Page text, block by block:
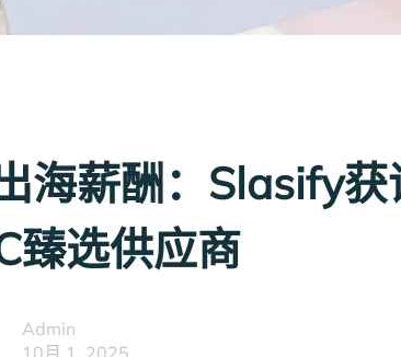
海薪酬：Slasify
臻选供应商
Admin
10月 1, 2025